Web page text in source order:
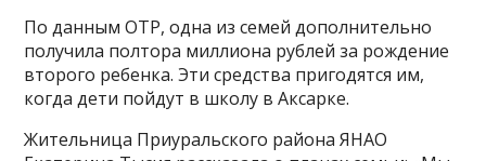
По данным ОТР, одна из семей дополнительно
получила полтора миллиона рублей за рождение
второго ребенка. Эти средства пригодятся им,
когда дети пойдут в школу в Аксарке.
Жительница Приуральского района ЯНАО